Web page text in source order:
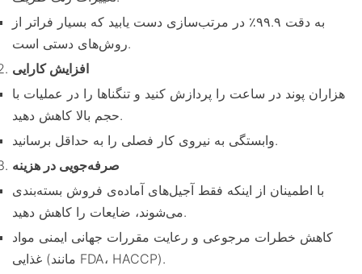
به دقت ۹۹.۹٪ در مرتب‌سازی دست یابید که بسیار فراتر از
روش‌های دستی است.
افزایش کارایی
هزاران پوند در ساعت را پردازش کنید و تنگناها را در عملیات با
حجم بالا کاهش دهید.
وابستگی به نیروی کار فصلی را به حداقل برسانید.
صرفه‌جویی در هزینه
با اطمینان از اینکه فقط آجیل‌های آماده‌ی فروش بسته‌بندی
می‌شوند، ضایعات را کاهش دهید.
کاهش خطرات مرجوعی و رعایت مقررات جهانی ایمنی مواد
غذایی (مانند FDA، HACCP).